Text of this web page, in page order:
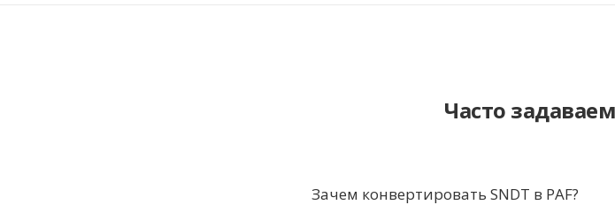
Часто
Зачем конвертировать SNDT в PAF?